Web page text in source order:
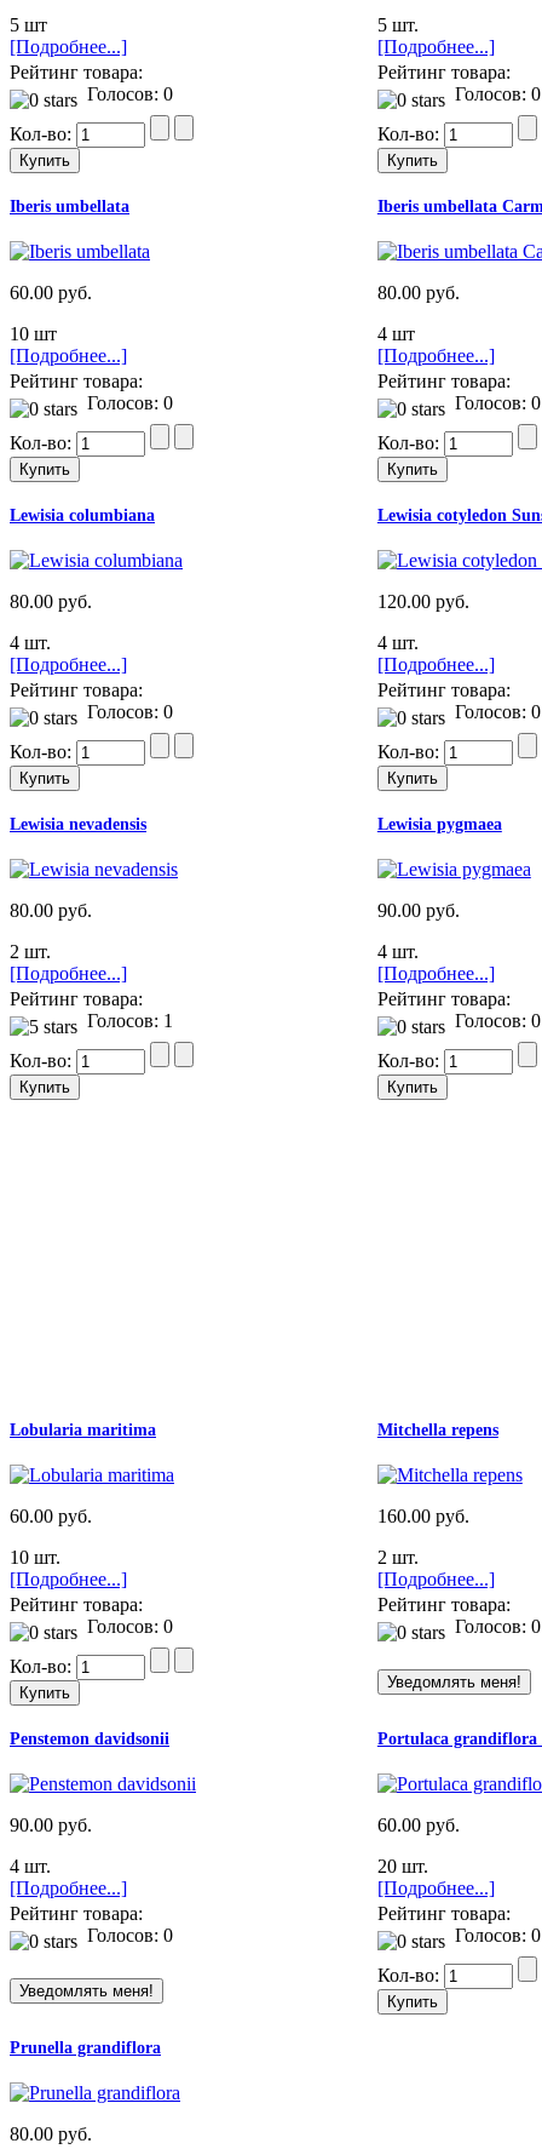
5 шт
[Подробнее...]
Рейтинг товара:
Голосов: 0
Кол-во:
5 шт.
[Подробнее...]
Рейтинг товара:
Голосов: 0
Кол-во:
Iberis umbellata
60.00 руб.
10 шт
[Подробнее...]
Рейтинг товара:
Голосов: 0
Кол-во:
Iberis umbellata
80.00 руб.
4 шт
[Подробнее...]
Рейтинг товара:
Голосов: 0
Кол-во:
Lewisia columbiana
80.00 руб.
4 шт.
[Подробнее...]
Рейтинг товара:
Голосов: 0
Кол-во:
Lewisia cotyledon
120.00 руб.
4 шт.
[Подробнее...]
Рейтинг товара:
Голосов: 0
Кол-во:
Lewisia nevadensis
80.00 руб.
2 шт.
[Подробнее...]
Рейтинг товара:
Голосов: 1
Кол-во:
Lewisia pygmaea
90.00 руб.
4 шт.
[Подробнее...]
Рейтинг товара:
Голосов: 0
Кол-во:
Lobularia maritima
60.00 руб.
10 шт.
[Подробнее...]
Рейтинг товара:
Голосов: 0
Кол-во:
Mitchella repens
160.00 руб.
2 шт.
[Подробнее...]
Рейтинг товара:
Голосов: 0
Penstemon davidsonii
90.00 руб.
4 шт.
[Подробнее...]
Рейтинг товара:
Голосов: 0
Portulaca grandiflora
60.00 руб.
20 шт.
[Подробнее...]
Рейтинг товара:
Голосов: 0
Кол-во:
Prunella grandiflora
80.00 руб.